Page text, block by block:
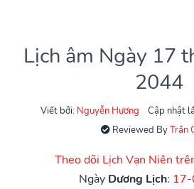
Lịch âm Ngày 17
2044
Viết bởi: Nguyễn Hương
Cập nhật
Reviewed ByTrần
Theo dõi Lịch Vạn Niên
Ngày Dương Lịch: